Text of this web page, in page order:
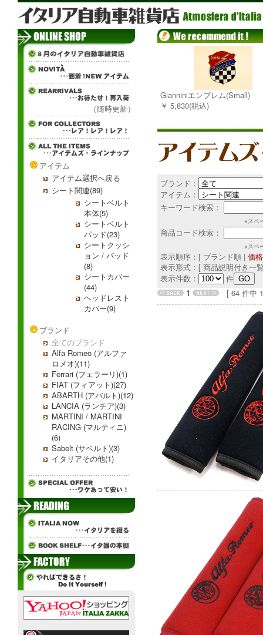
（随時更新）
アイテム
アイテム選択へ戻る
シート関連(89)
シートベルト
本体(5)
シートベルト
パッド(23)
シートクッシ
ョン / パッド
(8)
シートカバー
(44)
ヘッドレスト
カバー(9)
ブランド
全てのブランド
Alfa Romeo (アルファ
ロメオ)(11)
Ferrari (フェラーリ)(1)
FIAT (フィアット)(27)
ABARTH (アバルト)(12)
LANCIA (ランチア)(3)
MARTINI / MARTINI
RACING (マルティニ)
(6)
Sabelt (サベルト)(3)
イタリアその他(1)
Gianniniエンブレム(Small)
￥ 5,830(税込)
ブランド：
アイテム：
キーワード検索：
※スペ
商品コード検索：
※スペ
表示順序：[ ブランド順 | 価
表示形式：[ 商品説明付き一
表示件数：
件
1
[ 64 件中 1